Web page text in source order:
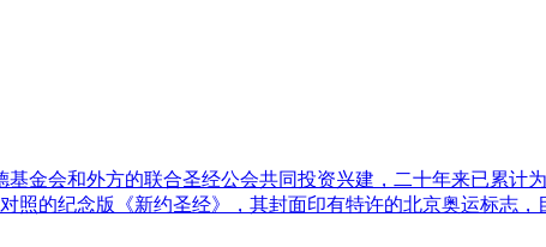
金会和外方的联合圣经公会共同投资兴建，二十年来已累计
照的纪念版《新约圣经》，其封面印有特许的北京奥运标志